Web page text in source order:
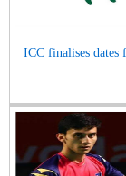
ICC finalises